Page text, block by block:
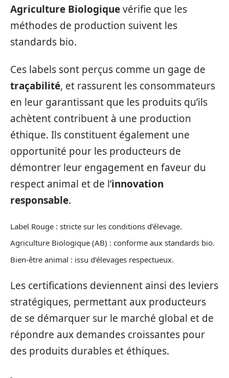
Agriculture Biologiquevérifie que les
méthodes de production suivent les
standards bio.
Ces labels sont perçus comme un gage de
traçabilité, et rassurent les consommateurs
en leur garantissant que les produits qu’ils
achètent contribuent à une production
éthique. Ils constituent également une
opportunité pour les producteurs de
démontrer leur engagement en faveur du
respect animal et de l’innovation
responsable.
Label Rouge : stricte sur les conditions d’élevage.
Agriculture Biologique (AB) : conforme aux standards bio.
Bien-être animal : issu d’élevages respectueux.
Les certifications deviennent ainsi des leviers
stratégiques, permettant aux producteurs
de se démarquer sur le marché global et de
répondre aux demandes croissantes pour
des produits durables et éthiques.